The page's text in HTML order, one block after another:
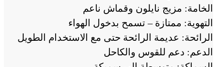
الخامة: مزيج نايلون وقماش ناعم
التهوية: ممتازة – تسمح بدخول الهواء
الرائحة: عديمة الرائحة حتى مع الاستخدام الطويل
الدعم: دعم للقوس والكاحل